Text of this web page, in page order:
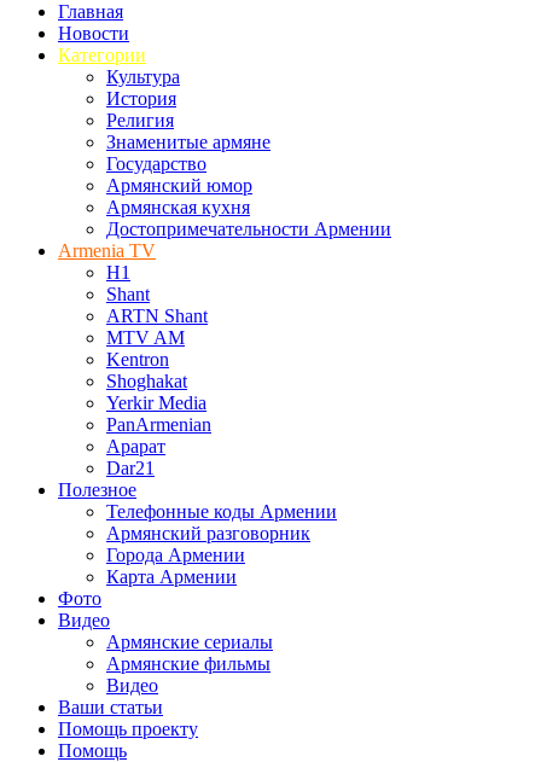
Главная
Новости
Категории
Культура
История
Религия
Знаменитые армяне
Государство
Армянский юмор
Армянская кухня
Достопримечательности Армении
Armenia TV
H1
Shant
ARTN Shant
MTV AM
Kentron
Shoghakat
Yerkir Media
PanArmenian
Арарат
Dar21
Полезное
Телефонные коды Армении
Армянский разговорник
Города Армении
Карта Армении
Фото
Видео
Армянские сериалы
Армянские фильмы
Видео
Ваши статьи
Помощь проекту
Помощь